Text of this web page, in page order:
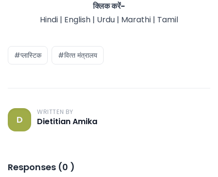
क्लिक करें-
Hindi | English | Urdu | Marathi | Tamil
#प्‍लास्टिक #वित्‍त मंत्रालय
D
WRITTEN BY
Dietitian Amika
Responses (0 )